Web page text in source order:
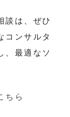
談は、ぜひ
コンサルタ
、最適なソ
ちら